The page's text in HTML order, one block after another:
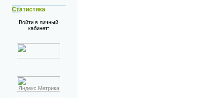
Статистика
Войти в личный
кабинет: